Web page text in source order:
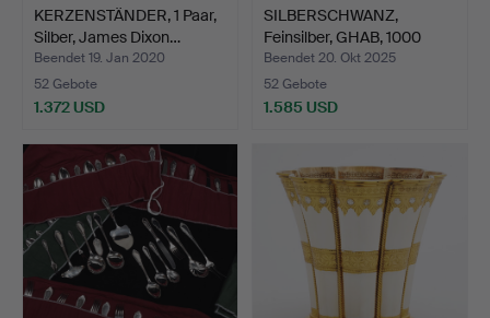
KERZENSTÄNDER, 1 Paar,
Silber, James Dixon…
Beendet 19. Jan 2020
52 Gebote
1.372 USD
SILBERSCHWANZ,
Feinsilber, GHAB, 1000
Gram…
Beendet 20. Okt 2025
52 Gebote
1.585 USD